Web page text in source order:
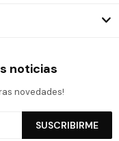
noticias
novedades!
SUSCRIBIRME